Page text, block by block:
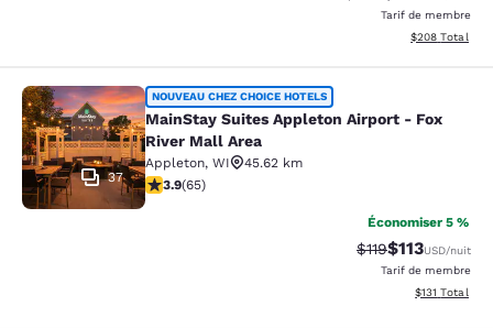
Tarif de membre
Afficher les
$208 Total
MainStay Suites Appleton Airport -
37
NOUVEAU CHEZ CHOICE HOTELS
MainStay Suites Appleton Airport - Fox
River Mall Area
Appleton, WI
45.62 km
3.88 étoiles. Bien. 65 commentaires
3.9(65)
Économiser 5 %
Tarif barré :
$119Tarif réduit :
$113USD/nuit
Tarif de membre
Afficher les
$131 Total